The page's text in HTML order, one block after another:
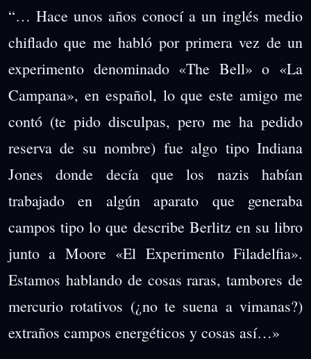
“… Hace unos años conocí a un inglés medio
chiflado que me habló por primera vez de un
experimento denominado «The Bell» o «La
Campana», en español, lo que este amigo me
contó (te pido disculpas, pero me ha pedido
reserva de su nombre) fue algo tipo Indiana
Jones donde decía que los nazis habían
trabajado en algún aparato que generaba
campos tipo lo que describe Berlitz en su libro
junto a Moore «El Experimento Filadelfia».
Estamos hablando de cosas raras, tambores de
mercurio rotativos (¿no te suena a vimanas?)
extraños campos energéticos y cosas así…»